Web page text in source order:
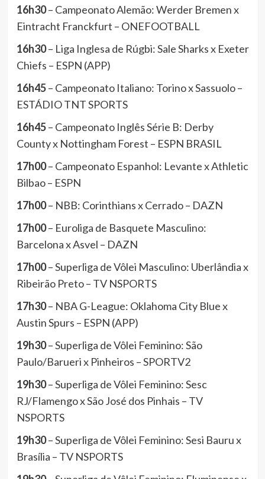
16h30– Campeonato Alemão: Werder Bremen x
Eintracht Franckfurt – ONEFOOTBALL
16h30– Liga Inglesa de Rúgbi: Sale Sharks x Exeter
Chiefs – ESPN (APP)
16h45– Campeonato Italiano: Torino x Sassuolo –
ESTÁDIO TNT SPORTS
16h45– Campeonato Inglês Série B: Derby
County x Nottingham Forest – ESPN BRASIL
17h00– Campeonato Espanhol: Levante x Athletic
Bilbao – ESPN
17h00– NBB: Corinthians x Cerrado – DAZN
17h00– Euroliga de Basquete Masculino:
Barcelona x Asvel – DAZN
17h00– Superliga de Vôlei Masculino: Uberlândia x
Ribeirão Preto – TV NSPORTS
17h30– NBA G-League: Oklahoma City Blue x
Austin Spurs – ESPN (APP)
19h30– Superliga de Vôlei Feminino: São
Paulo/Barueri x Pinheiros – SPORTV2
19h30– Superliga de Vôlei Feminino: Sesc
RJ/Flamengo x São José dos Pinhais – TV
NSPORTS
19h30– Superliga de Vôlei Feminino: Sesi Bauru x
Brasília – TV NSPORTS